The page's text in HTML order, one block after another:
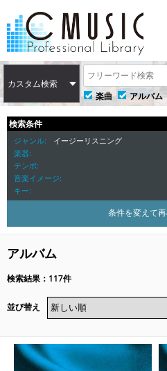
カスタム検索
楽曲
アルバム
検索条件
ジャンル
イージーリスニング
楽器
テンポ
音楽イメージ
キー
条件を変えて
アルバム
検索結果：117件
並び替え